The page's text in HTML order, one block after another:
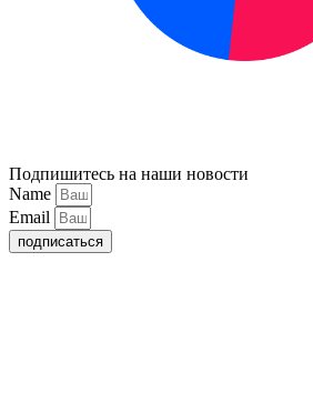
Подпишитесь на наши новости
Name
Email
подписаться